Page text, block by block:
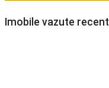
Imobile vazute recent